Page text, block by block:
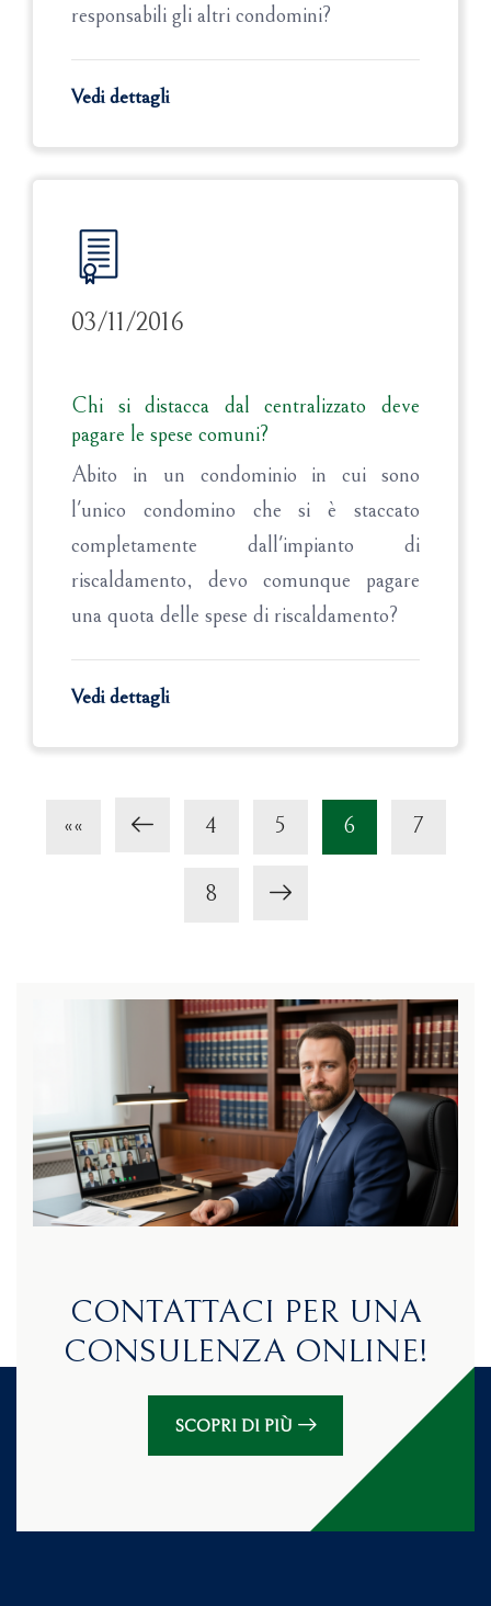
responsabili gli altri condomini?
Vedi dettagli
03/11/2016
Chi si distacca dal centralizzato deve
pagare le spese comuni?
Abito in un condominio in cui sono
l'unico condomino che si è staccato
completamente dall'impianto di
riscaldamento, devo comunque pagare
una quota delle spese di riscaldamento?
Vedi dettagli
«« 4 5 6 7
8
CONTATTACI PER UNA
CONSULENZA ONLINE!
SCOPRI DI PIÙ